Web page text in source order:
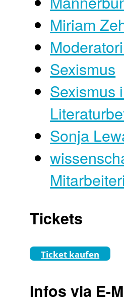
Miriam
Sexismus
Sexismus
Sonja
Tickets
Ticket kaufen
Infos via E-